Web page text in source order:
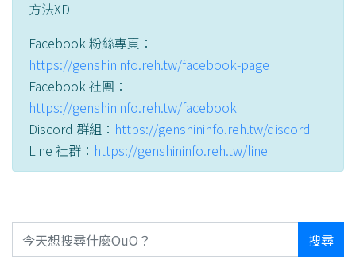
方法XD
Facebook 粉絲專頁：
https://genshininfo.reh.tw/facebook-page
Facebook 社團：
https://genshininfo.reh.tw/facebook
Discord 群組： https://genshininfo.reh.tw/discord
Line 社群： https://genshininfo.reh.tw/line
搜尋